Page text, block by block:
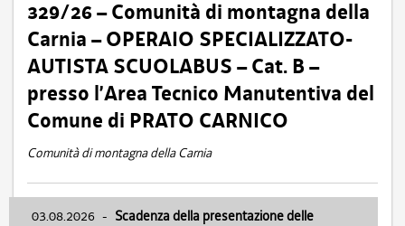
329/26 – Comunità di montagna della
Carnia – OPERAIO SPECIALIZZATO-
AUTISTA SCUOLABUS – Cat. B –
presso l’Area Tecnico Manutentiva del
Comune di PRATO CARNICO
Comunità di montagna della Carnia
03.08.2026 - Scadenza della presentazione delle